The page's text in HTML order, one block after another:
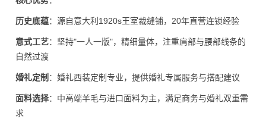
历史底蕴：源自意大利1920s王室裁缝铺，20年直营连锁经验
意式工艺：坚持"一人一版"，精细量体，注重肩部与腰部线条的
自然过渡
婚礼定制 ：婚礼西装定制专业，提供婚礼专属服务与搭配建议
面料选择：中高端羊毛与进口面料为主，满足商务与婚礼双重需
求